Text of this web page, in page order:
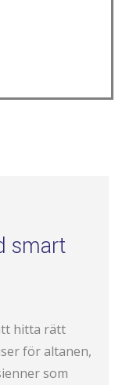
smart
hitta rätt
för altanen,
som